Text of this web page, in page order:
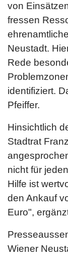
von
fressen
Neustadt.
Rede
identifiziert.
Pfeiffer.
Hinsichtlich
Stadtrat
nicht für
Hilfe ist
den Ankauf
Euro",
Wiener